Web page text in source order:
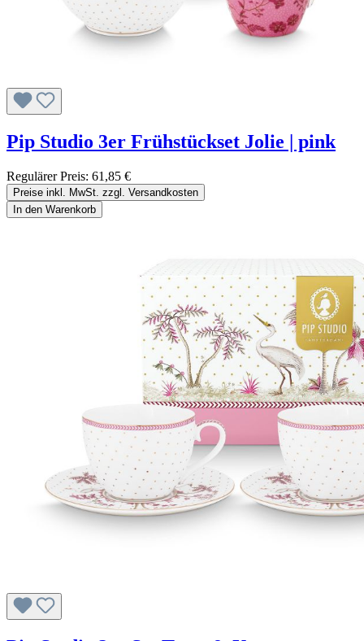
Pip Studio 3er Frühstückset Jolie | pink
Regulärer Preis: 61,85 €
Preise inkl. MwSt. zzgl. Versandkosten
In den Warenkorb